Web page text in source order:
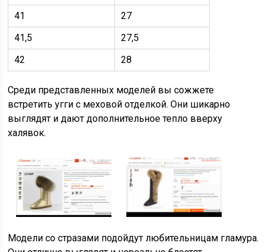
41
27
41,5
27,5
42
28
Среди представленных моделей вы сожжете
встретить угги с меховой отделкой. Они шикарно
выглядят и дают дополнительное тепло вверху
халявок.
Модели со стразами подойдут любительницам гламура.